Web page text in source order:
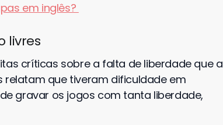
em inglês?
livres
críticas sobre a falta de liberdade que a
relatam que tiveram dificuldade em
gravar os jogos com tanta liberdade,